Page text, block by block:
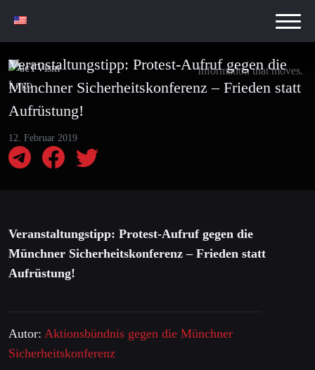
Information that moves.
Veranstaltungstipp: Protest-Aufruf gegen die
Münchner Sicherheitskonferenz – Frieden statt
Aufrüstung!
12. Februar 2019
Veranstaltungstipp: Protest-Aufruf gegen die
Münchner Sicherheitskonferenz – Frieden statt
Aufrüstung!
Autor: Aktionsbündnis gegen die Münchner
Sicherheitskonferenz